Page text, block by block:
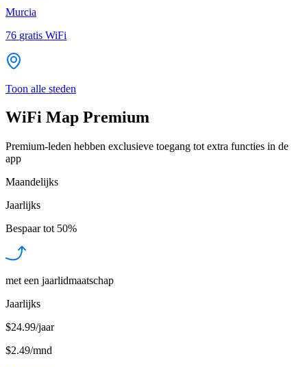
Murcia
76 gratis WiFi
Toon alle steden
WiFi Map Premium
Premium-leden hebben exclusieve toegang tot extra functies in de
app
Maandelijks
Jaarlijks
Bespaar tot 50%
met een jaarlidmaatschap
Jaarlijks
$24.99/jaar
$2.49/mnd